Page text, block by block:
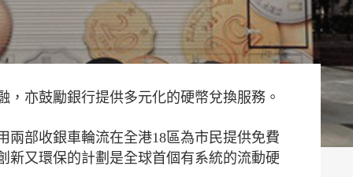
亦鼓勵銀行提供多元化的硬幣兌換服務。
兩部收銀車輪流在全港18區為市民提供免費
新又環保的計劃是全球首個有系統的流動硬